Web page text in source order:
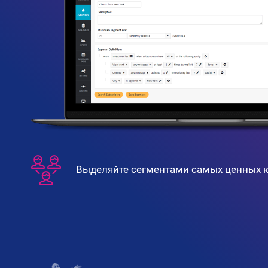
Выделяйте сегментами самых ценных
Возвращайте клиентов